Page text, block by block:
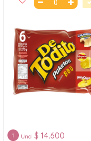
1 Und $ 14.600